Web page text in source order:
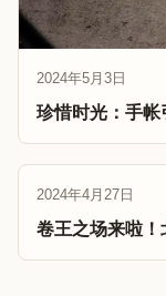
2024年5月3日
珍惜时光：手帐
2024年4月27日
卷王之场来啦！